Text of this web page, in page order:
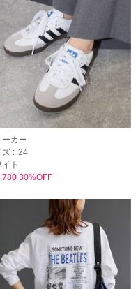
ーカー
ズ : 24
ト
30%OFF